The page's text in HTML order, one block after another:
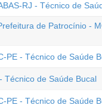
RJ - Técnico de
de Patrocínio -
PE - Técnico de Saúde
Técnico de Saúde Bucal
PE - Técnico de Saúde